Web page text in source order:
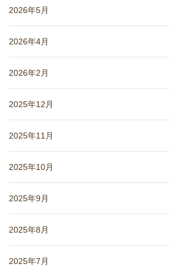
2026年5月
2026年4月
2026年2月
2025年12月
2025年11月
2025年10月
2025年9月
2025年8月
2025年7月